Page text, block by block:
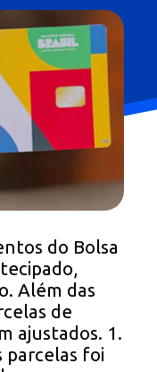
do Bolsa
Além das
de
ajustados. 1.
parcelas foi